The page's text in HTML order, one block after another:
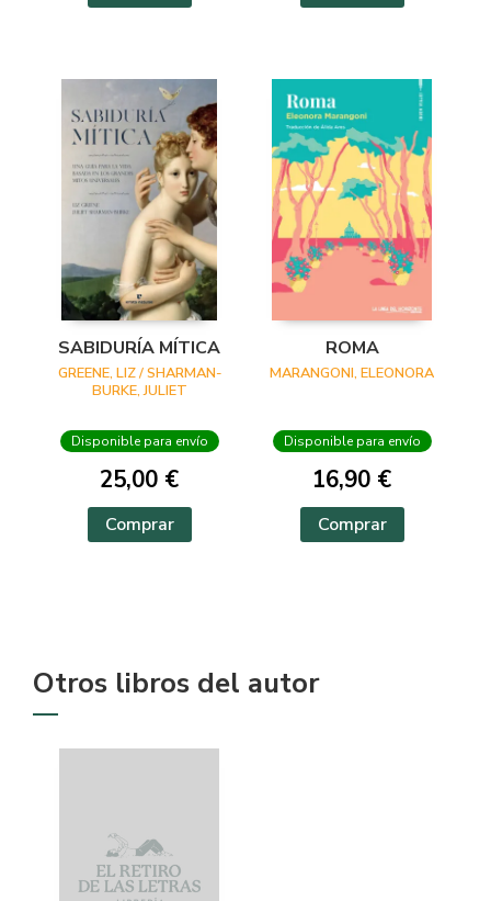
SABIDURÍA MÍTICA
GREENE, LIZ / SHARMAN-
BURKE, JULIET
Disponible para envío
25,00 €
Comprar
ROMA
MARANGONI, ELEONORA
Disponible para envío
16,90 €
Comprar
Otros libros del autor